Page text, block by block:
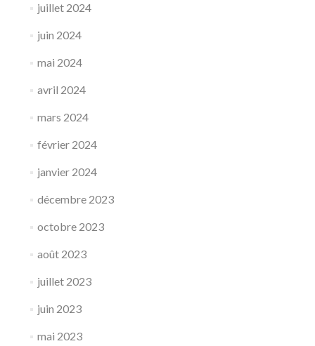
juillet 2024
juin 2024
mai 2024
avril 2024
mars 2024
février 2024
janvier 2024
décembre 2023
octobre 2023
août 2023
juillet 2023
juin 2023
mai 2023